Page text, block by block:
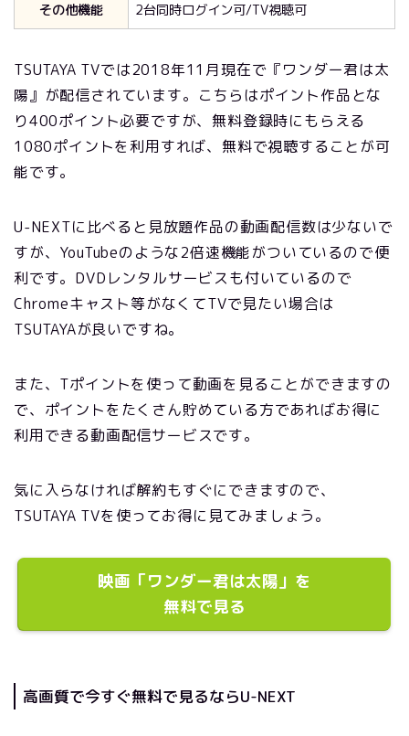
その他機能
2台同時ログイン可/TV視聴可
TSUTAYA TVでは2018年11月現在で『ワンダー君は太
陽』が配信されています。こちらはポイント作品とな
り400ポイント必要ですが、無料登録時にもらえる
1080ポイントを利用すれば、無料で視聴することが可
能です。
U-NEXTに比べると見放題作品の動画配信数は少ないで
すが、YouTubeのような2倍速機能がついているので便
利です。DVDレンタルサービスも付いているので
Chromeキャスト等がなくてTVで見たい場合は
TSUTAYAが良いですね。
また、Tポイントを使って動画を見ることができますの
で、ポイントをたくさん貯めている方であればお得に
利用できる動画配信サービスです。
気に入らなければ解約もすぐにできますので、
TSUTAYA TVを使ってお得に見てみましょう。
映画「ワンダー君は太陽」を
無料で見る
高画質で今すぐ無料で見るならU-NEXT